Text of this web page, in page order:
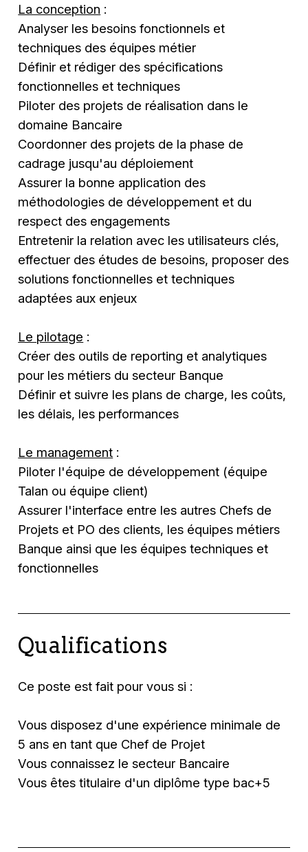
La conception :
Analyser les besoins fonctionnels et
techniques des équipes métier
Définir et rédiger des spécifications
fonctionnelles et techniques
Piloter des projets de réalisation dans le
domaine Bancaire
Coordonner des projets de la phase de
cadrage jusqu'au déploiement
Assurer la bonne application des
méthodologies de développement et du
respect des engagements
Entretenir la relation avec les utilisateurs clés,
effectuer des études de besoins, proposer des
solutions fonctionnelles et techniques
adaptées aux enjeux
Le pilotage :
Créer des outils de reporting et analytiques
pour les métiers du secteur Banque
Définir et suivre les plans de charge, les coûts,
les délais, les performances
Le management :
Piloter l'équipe de développement (équipe
Talan ou équipe client)
Assurer l'interface entre les autres Chefs de
Projets et PO des clients, les équipes métiers
Banque ainsi que les équipes techniques et
fonctionnelles
Qualifications
Ce poste est fait pour vous si :
Vous disposez d'une expérience minimale de
5 ans en tant que Chef de Projet
Vous connaissez le secteur Bancaire
Vous êtes titulaire d'un diplôme type bac+5